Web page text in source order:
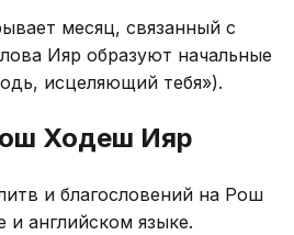
месяц, связанный с
Ияр образуют начальные
исцеляющий тебя»).
Ходеш Ияр
и благословений на Рош
английском языке.